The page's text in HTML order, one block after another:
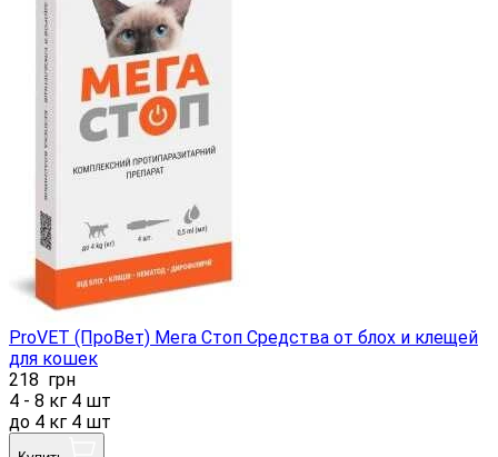
ProVET (ПроВет) Мега Стоп Средства от блох и клещей
для кошек
218 грн
4 - 8 кг 4 шт
до 4 кг 4 шт